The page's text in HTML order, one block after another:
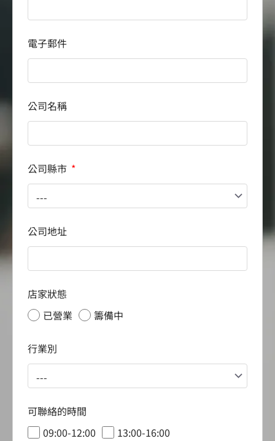
電子郵件
公司名稱
公司縣市
公司地址
店家狀態
已營業
籌備中
行業別
可聯絡的時間
09:00-12:00
13:00-16:00